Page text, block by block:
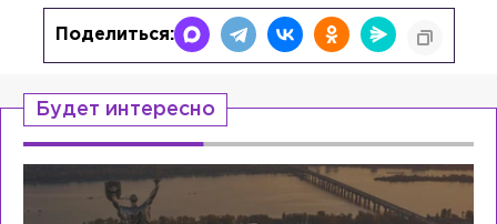
Поделиться:
Будет интересно